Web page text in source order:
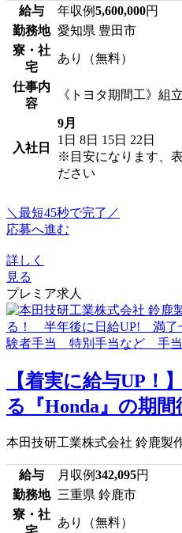
給与 年収例5,600,000円
勤務地 愛知県 豊田市
寮・社
宅
あり（無料）
仕事内
容
《トヨタ期間工》組
入社日
9月
1日 8日 15日 22日
※目安になります、
ださい
＼最短45秒で完了／
応募へ進む
詳しく
見る
プレミア求人
【着実に給与UP！
る『Honda』の期
本田技研工業株式会社 鈴鹿製
給与 月収例342,095円
勤務地 三重県 鈴鹿市
寮・社
あり（無料）